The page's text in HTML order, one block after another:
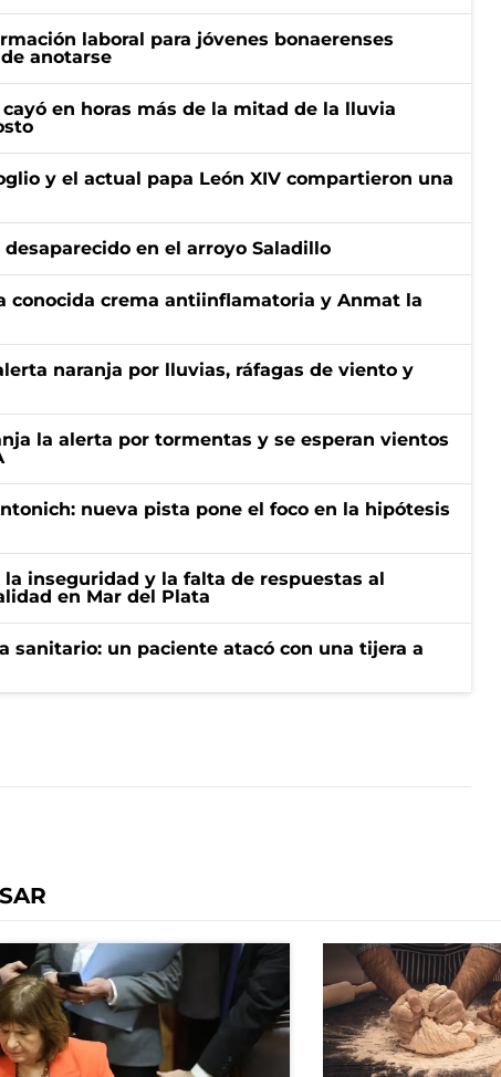
laboral para jóvenes bonaerenses
anotarse
cayó en horas más de la mitad de la lluvia
y el actual papa León XIV compartieron una
en el arroyo Saladillo
conocida crema antiinflamatoria y Anmat la
naranja por lluvias, ráfagas de viento y
la alerta por tormentas y se esperan vientos
nueva pista pone el foco en la hipótesis
inseguridad y la falta de respuestas al
en Mar del Plata
sanitario: un paciente atacó con una tijera a